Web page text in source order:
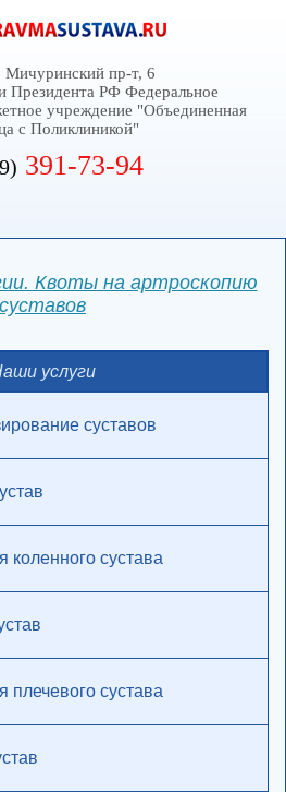
Мичуринский пр-т, 6
Президента РФ Федеральное
учреждение "Объединенная
с Поликлиникой"
391-73-94
Квоты на артроскопию
суставов
услуги
суставов
коленного сустава
плечевого сустава